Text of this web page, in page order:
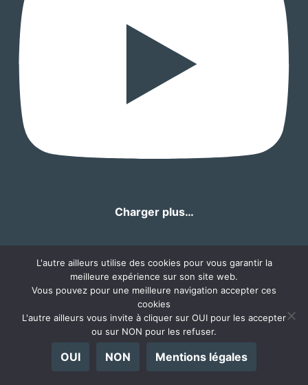
Charger plus…
L'autre ailleurs utilise des cookies pour vous garantir la
meilleure expérience sur son site web.
Vous pouvez pour une meilleure navigation accepter ces
cookies
L'autre ailleurs vous invite à cliquer sur OUI pour les accepter
ou sur NON pour les refuser.
OUI NON Mentions légales